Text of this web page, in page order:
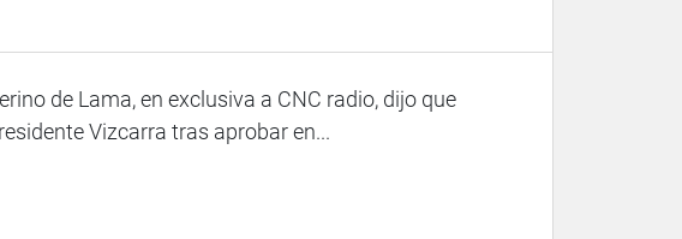
de Lama, en exclusiva a CNC radio, dijo que
Vizcarra tras aprobar en...